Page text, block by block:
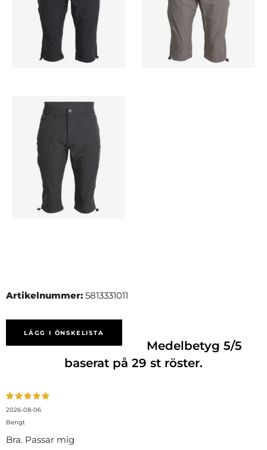
Artikelnummer: 5813331011
LÄGG I ÖNSKELISTA
Medelbetyg5/5
baserat på 29 st röster.
2026-08-06
Bengt
Bra. Passar mig